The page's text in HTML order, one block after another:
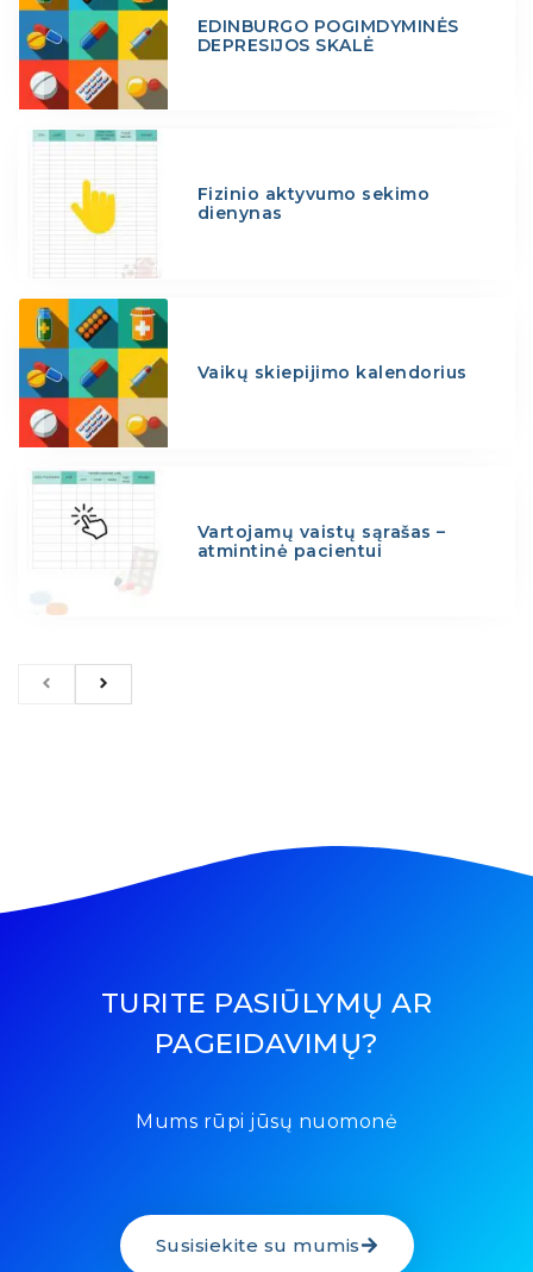
EDINBURGO POGIMDYMINĖS
DEPRESIJOS SKALĖ
Fizinio aktyvumo sekimo
dienynas
Vaikų skiepijimo kalendorius
Vartojamų vaistų sąrašas –
atmintinė pacientui
TURITE PASIŪLYMŲ AR
PAGEIDAVIMŲ?
Mums rūpi jūsų nuomonė
Susisiekite su mumis